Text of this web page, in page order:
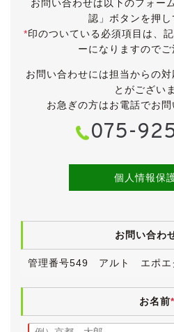
ました。
さらに、灰皿とシガーライター
その甲斐あって、タバコを吸
いは気にならないレベルになり
パワーウィンドウ・エアコン
左側電格ミラーが動作不良です
リアゲートダンパーが弱ってい
試乗しましたところ、エンジ
るところはございませんでした
入庫時点検としまして、法定
す。
お問い合わせは以下のフォー
認」ボタンを押し
*印のついている必須項目は、
ーになりますのでご
お問い合わせには担当からの
とがござい
お急ぎの方はお電話でお問
075-
個人情報保
お問い合わ
管理番号549 アルト エポエ
お名前*